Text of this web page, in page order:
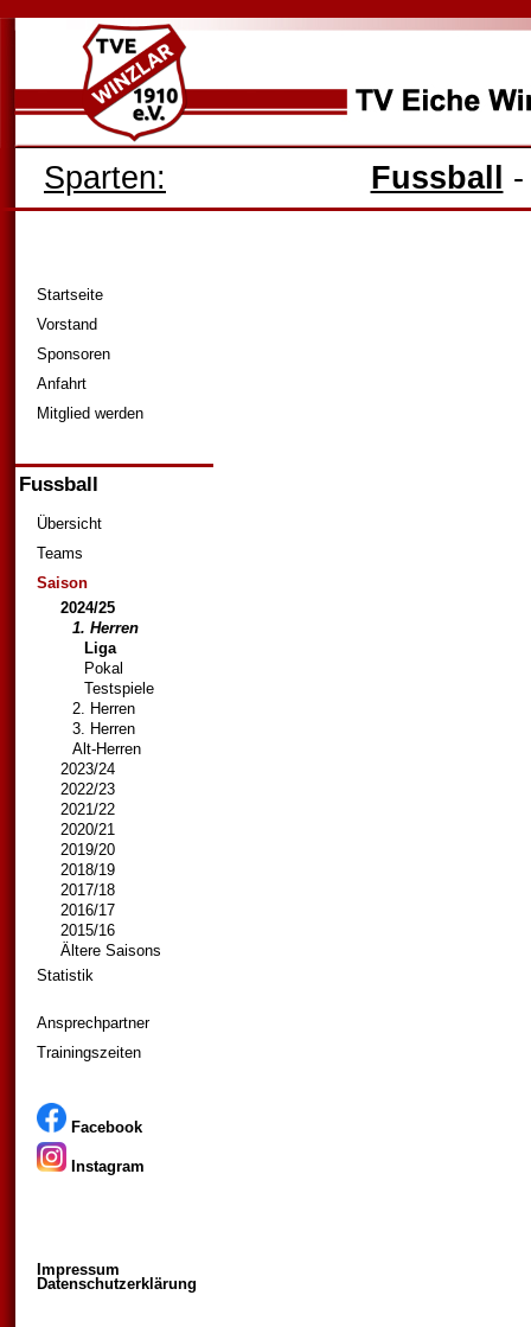
Sparten: Fussball
Startseite
Vorstand
Sponsoren
Anfahrt
Mitglied werden
Fussball
Übersicht
Teams
Saison
2024/25
1. Herren
Liga
Pokal
Testspiele
2. Herren
3. Herren
Alt-Herren
2023/24
2022/23
2021/22
2020/21
2019/20
2018/19
2017/18
2016/17
2015/16
Ältere Saisons
Statistik
Ansprechpartner
Trainingszeiten
Facebook
Instagram
Impressum
Datenschutzerklärung